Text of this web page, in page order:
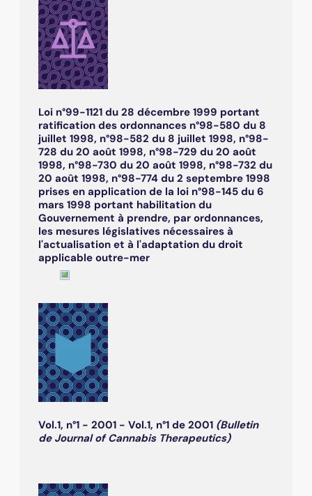
Loi n°99-1121 du 28 décembre 1999 portant
ratification des ordonnances n°98-580 du 8
juillet 1998, n°98-582 du 8 juillet 1998, n°98-
728 du 20 août 1998, n°98-729 du 20 août
1998, n°98-730 du 20 août 1998, n°98-732 du
20 août 1998, n°98-774 du 2 septembre 1998
prises en application de la loi n°98-145 du 6
mars 1998 portant habilitation du
Gouvernement à prendre, par ordonnances,
les mesures législatives nécessaires à
l'actualisation et à l'adaptation du droit
applicable outre-mer
Vol.1, n°1 - 2001 - Vol.1, n°1 de 2001 (Bulletin
de Journal of Cannabis Therapeutics)